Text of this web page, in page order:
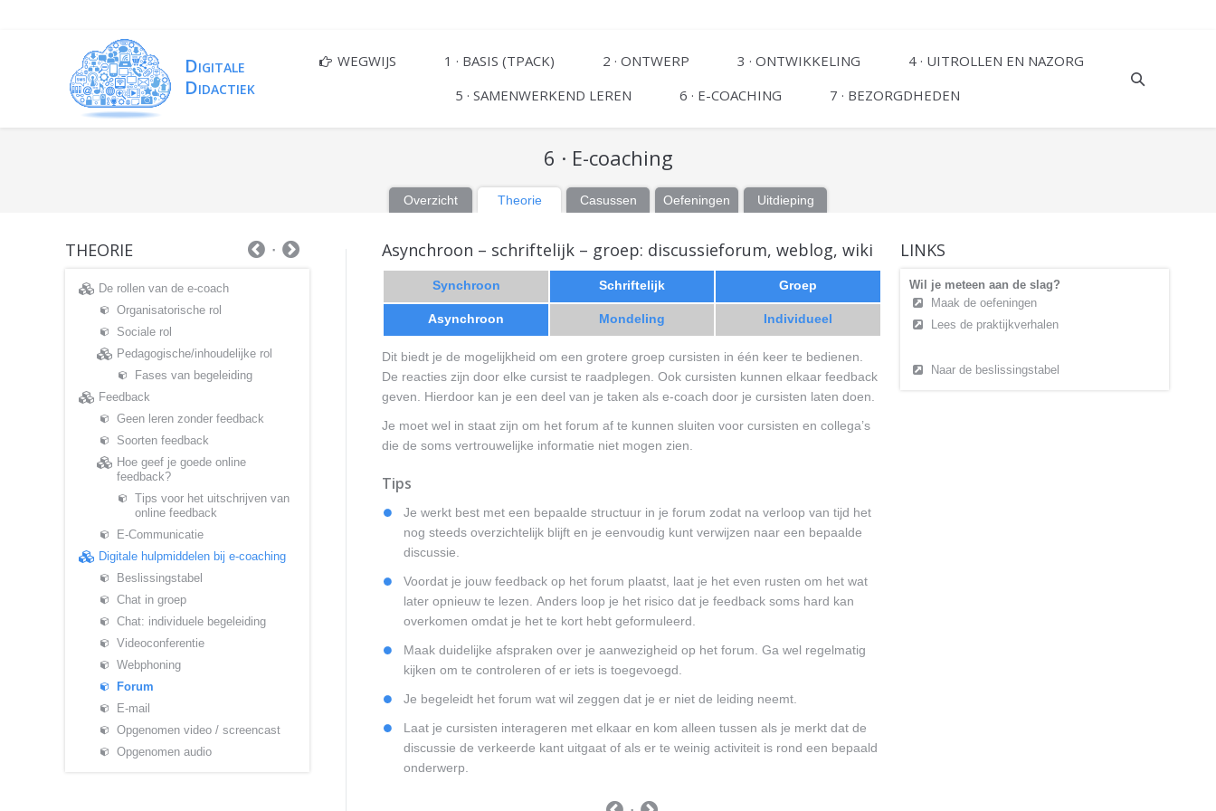
WEGWIJS 1 · BASIS (TPACK) 2 · ONTWERP 3 · ONTWIKKELING
4 · UITROLLEN EN NAZORG
5 · SAMENWERKEND LEREN
6 · E-COACHING 7 · BEZORGDHEDEN
6 · E-coaching
Overzicht Theorie Casussen Oefeningen Uitdieping
Asynchroon – schriftelijk – groep: discussieforum, weblog, wiki
Synchroon Schriftelijk Groep
Asynchroon Mondeling Individueel
Dit biedt je de mogelijkheid om een grotere groep cursisten in één keer te bedienen.
De reacties zijn door elke cursist te raadplegen. Ook cursisten kunnen elkaar feedback
geven. Hierdoor kan je een deel van je taken als e-coach door je cursisten laten doen.
Je moet wel in staat zijn om het forum af te kunnen sluiten voor cursisten en collega’s
die de soms vertrouwelijke informatie niet mogen zien.
Tips
Je werkt best met een bepaalde structuur in je forum zodat na verloop van tijd het
nog steeds overzichtelijk blijft en je eenvoudig kunt verwijzen naar een bepaalde
discussie.
Voordat je jouw feedback op het forum plaatst, laat je het even rusten om het wat
later opnieuw te lezen. Anders loop je het risico dat je feedback soms hard kan
overkomen omdat je het te kort hebt geformuleerd.
Maak duidelijke afspraken over je aanwezigheid op het forum. Ga wel regelmatig
kijken om te controleren of er iets is toegevoegd.
Je begeleidt het forum wat wil zeggen dat je er niet de leiding neemt.
Laat je cursisten interageren met elkaar en kom alleen tussen als je merkt dat de
discussie de verkeerde kant uitgaat of als er te weinig activiteit is rond een bepaald
onderwerp.
LINKS
Wil je meteen aan de slag?
Maak de oefeningen
Lees de praktijkverhalen
Naar de beslissingstabel
THEORIE
De rollen van de e-coach
Organisatorische rol
Sociale rol
Pedagogische/inhoudelijke rol
Fases van begeleiding
Feedback
Geen leren zonder feedback
Soorten feedback
Hoe geef je goede online
feedback?
Tips voor het uitschrijven van
online feedback
E-Communicatie
Digitale hulpmiddelen bij e-coaching
Beslissingstabel
Chat in groep
Chat: individuele begeleiding
Videoconferentie
Webphoning
Forum
E-mail
Opgenomen video / screencast
Opgenomen audio